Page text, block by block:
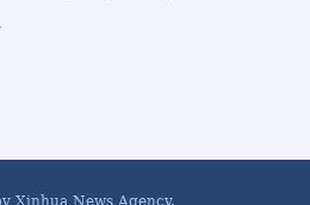
Xinhua News Agency.